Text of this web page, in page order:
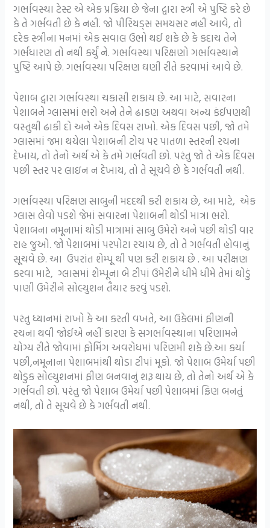
ગર્ભાવસ્થા ટેસ્ટ એ એક પ્રક્રિયા છે જેના દ્વારા સ્ત્રી એ પુષ્ટિ કરે છે
કે તે ગર્ભવતી છે કે નહીં. જો પીરિયડ્સ સમયસર નહીં આવે, તો
દરેક સ્ત્રીના મનમાં એક સવાલ ઉભો થઈ શકે છે કે કદાચ તેને
ગર્ભધારણ તો નથી કર્યું ને. ગર્ભાવસ્થા પરિક્ષણો ગર્ભાવસ્થાને
પુષ્ટિ આપે છે. ગર્ભાવસ્થા પરિક્ષણ ઘણી રીતે કરવામાં આવે છે.
પેશાબ દ્વારા ગર્ભાવસ્થા ચકાસી શકાય છે. આ માટે, સવારના
પેશાબને ગ્લાસમાં ભરો અને તેને ઢાકણ અથવા અન્ય કંઈપણથી
વસ્તુથી ઢાકી દો અને એક દિવસ રાખો. એક દિવસ પછી, જો તમે
ગ્લાસમાં જમા થયેલા પેશાબની ટોચ પર પાતળા સ્તરની રચના
દેખાય, તો તેનો અર્થ એ કે તમે ગર્ભવતી છો. પરંતુ જો તે એક દિવસ
પછી સ્તર પર લાઇન ન દેખાય, તો તે સૂચવે છે કે ગર્ભવતી નથી.
ગર્ભાવસ્થા પરિક્ષણ સાબુની મદદથી કરી શકાય છે, આ માટે, એક
ગ્લાસ લેવો પડશે જેમાં સવારના પેશાબની થોડી માત્રા ભરો.
પેશાબના નમૂનામાં થોડી માત્રામાં સાબુ ઉમેરો અને પછી થોડી વાર
રાહ જુઓ. જો પેશાબમાં પરપોટા રચાય છે, તો તે ગર્ભવતી હોવાનું
સૂચવે છે. આ ઉપરાંત શેમ્પૂ થી પણ કરી શકાય છે . આ પરીક્ષણ
કરવા માટે, ગ્લાસમાં શેમ્પૂના બે ટીપાં ઉમેરીને ધીમે ધીમે તેમાં થોડું
પાણી ઉમેરીને સોલ્યુશન તૈયાર કરવું પડશે.
પરંતુ ધ્યાનમાં રાખો કે આ કરતી વખતે, આ ઉકેલમાં ફીણની
રચના થવી જોઈએ નહીં કારણ કે સગર્ભાવસ્થાના પરિણામને
યોગ્ય રીતે જોવામાં ફોમિંગ અવરોધમાં પરિણમી શકે છે.આ કર્યા
પછી,નમૂનાના પેશાબમાંથી થોડા ટીપાં મૂકો. જો પેશાબ ઉમેર્યા પછી
થોડુંક સોલ્યુશનમાં ફીણ બનવાનું શરૂ થાય છે, તો તેનો અર્થ એ કે
ગર્ભવતી છો. પરંતુ જો પેશાબ ઉમેર્યા પછી પેશાબમાં ફિણ બનતું
નથી, તો તે સૂચવે છે કે ગર્ભવતી નથી.